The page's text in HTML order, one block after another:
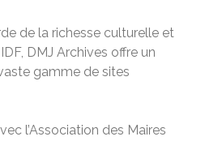
de la richesse culturelle et
DMJ Archives offre un
gamme de sites
l’Association des Maires